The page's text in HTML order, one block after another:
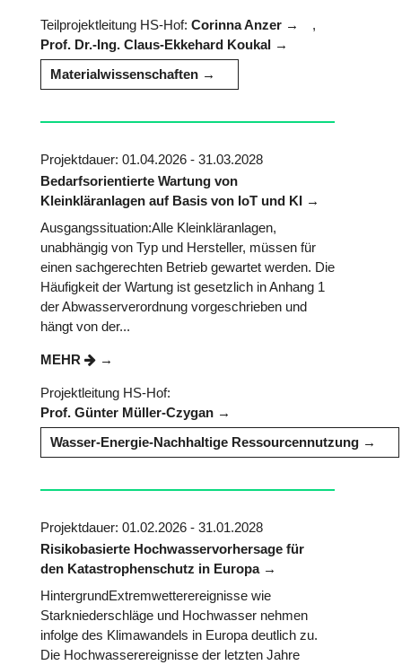
Teilprojektleitung HS-Hof: Corinna Anzer
,
Prof. Dr.-Ing. Claus-Ekkehard Koukal
Materialwissenschaften
Projektdauer: 01.04.2026 - 31.03.2028
Bedarfsorientierte Wartung von
Kleinkläranlagen auf Basis von IoT und KI
Ausgangssituation:Alle Kleinkläranlagen,
unabhängig von Typ und Hersteller, müssen für
einen sachgerechten Betrieb gewartet werden. Die
Häufigkeit der Wartung ist gesetzlich in Anhang 1
der Abwasserverordnung vorgeschrieben und
hängt von der...
MEHR
Projektleitung HS-Hof:
Prof. Günter Müller-Czygan
Wasser-Energie-Nachhaltige Ressourcennutzung
Projektdauer: 01.02.2026 - 31.01.2028
Risikobasierte Hochwasservorhersage für
den Katastrophenschutz in Europa
HintergrundExtremwetterereignisse wie
Starkniederschläge und Hochwasser nehmen
infolge des Klimawandels in Europa deutlich zu.
Die Hochwasserereignisse der letzten Jahre